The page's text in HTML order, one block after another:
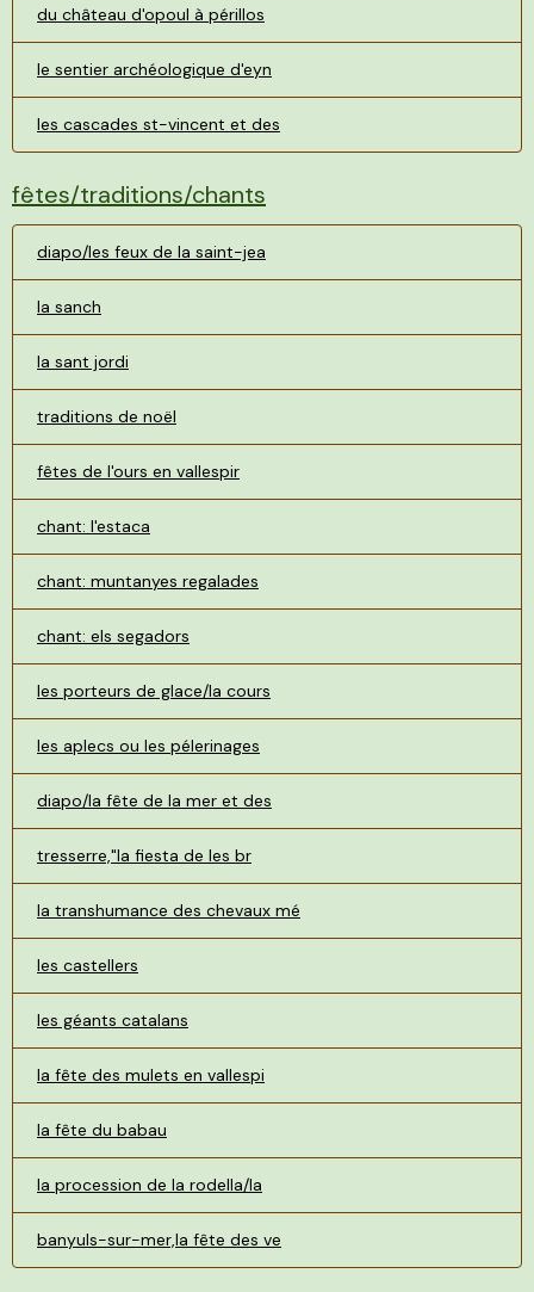
du château d'opoul à périllos
le sentier archéologique d'eyn
les cascades st-vincent et des
fêtes/traditions/chants
diapo/les feux de la saint-jea
la sanch
la sant jordi
traditions de noël
fêtes de l'ours en vallespir
chant: l'estaca
chant: muntanyes regalades
chant: els segadors
les porteurs de glace/la cours
les aplecs ou les pélerinages
diapo/la fête de la mer et des
tresserre,"la fiesta de les br
la transhumance des chevaux mé
les castellers
les géants catalans
la fête des mulets en vallespi
la fête du babau
la procession de la rodella/la
banyuls-sur-mer,la fête des ve